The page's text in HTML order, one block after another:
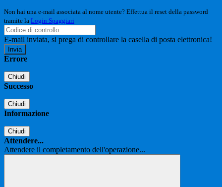
Non hai una e-mail associata al nome utente? Effettua il reset della password
tramite la Login Spaggiari
E-mail inviata, si prega di controllare la casella di posta elettronica!
Errore
Chiudi
Successo
Chiudi
Informazione
Chiudi
Attendere...
Attendere il completamento dell'operazione...